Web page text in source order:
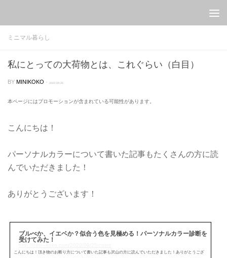
ミニマル暮らし
私にとっての大荷物とは、これぐらい（白目）
BY MINIKOKO · 2020-09-26
本ページにはプロモーションが含まれている可能性があります。
こんにちは！
パーソナルカラーについて書いた記事もたくさんの方に読
んでいただきました！
ありがとうございます！
ブルべか、イエベか？似合う色を見極める！パーソナルカラー診断を
受けてみた！
こんにちは！頂き物のお断り方について書いた記事も沢山の方に読んでいただきました！ありがとうござ